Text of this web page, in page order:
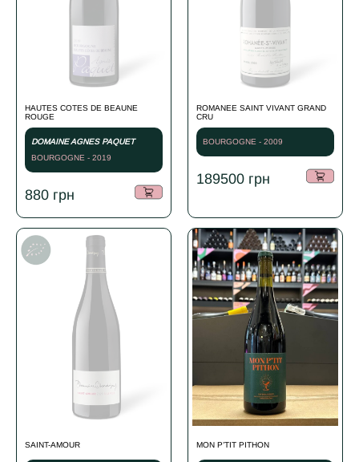
HAUTES COTES DE BEAUNE
ROUGE
DOMAINE AGNES PAQUET
BOURGOGNE - 2019
880 грн
ROMANEE SAINT VIVANT GRAND
CRU
BOURGOGNE - 2009
189500 грн
SAINT-AMOUR MON P’TIT PITHON